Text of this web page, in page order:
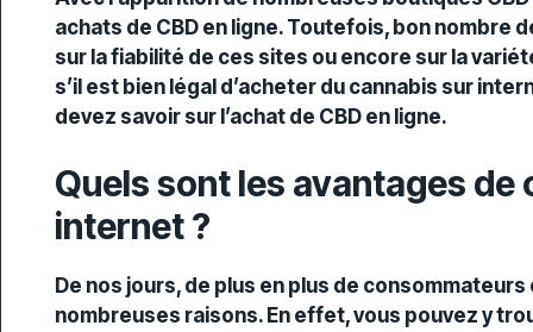
achats de CBD en ligne. Toutefois, bon nombre
sur la fiabilité de ces sites ou encore sur la
s’il est bien légal d’acheter du cannabis sur
devez savoir sur l’achat de CBD en ligne.
Quels sont les avantages de
internet ?
De nos jours, de plus en plus de consommateurs
nombreuses raisons. En effet, vous pouvez y